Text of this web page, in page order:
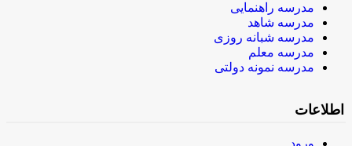
مدرسه راهنمایی
مدرسه شاهد
مدرسه شبانه روزی
مدرسه معلم
مدرسه نمونه دولتی
اطلاعات
ورود